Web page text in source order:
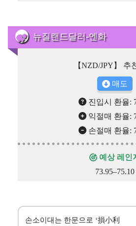
뉴질랜드달러-엔화
【NZD/JPY】 추
매도
진입시 환율:
익절매 환율:
손절매 환율:
예상 레인
73.95–75.10
손소이대는 한문으로 ‘損小利